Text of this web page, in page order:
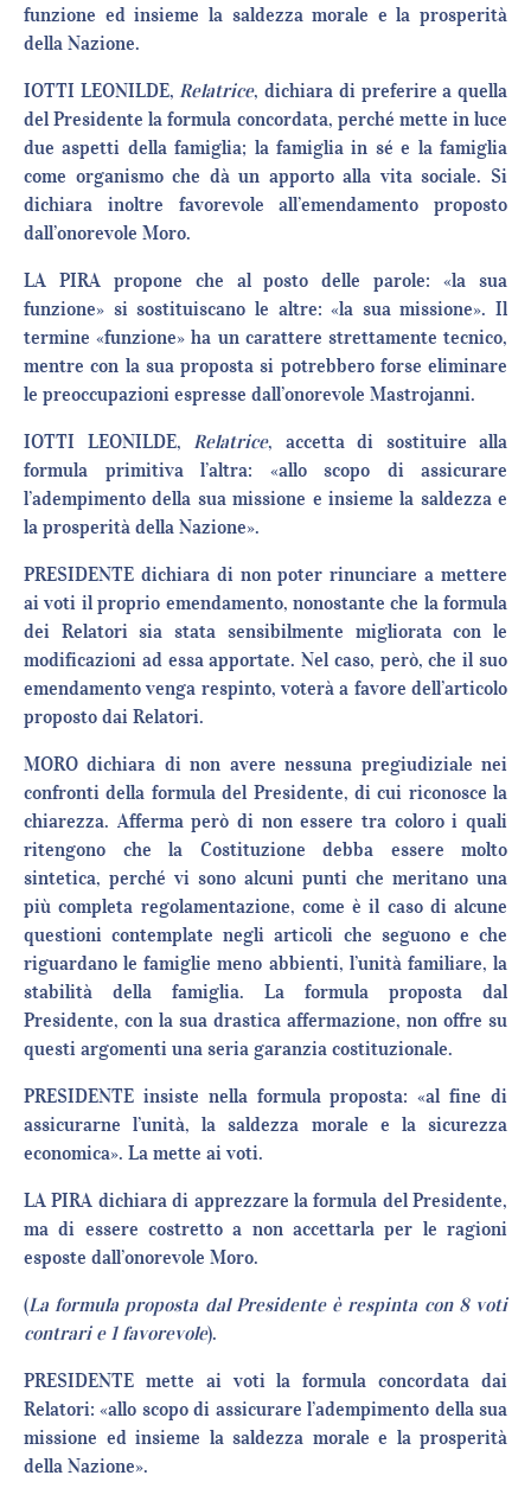
funzione ed insieme la saldezza morale e la prosperità
della Nazione.
IOTTI LEONILDE,Relatrice, dichiara di preferire a quella
del Presidente la formula concordata, perché mette in luce
due aspetti della famiglia; la famiglia in sé e la famiglia
come organismo che dà un apporto alla vita sociale. Si
dichiara inoltre favorevole all’emendamento proposto
dall’onorevole Moro.
LA PIRA propone che al posto delle parole: «la sua
funzione» si sostituiscano le altre: «la sua missione». Il
termine «funzione» ha un carattere strettamente tecnico,
mentre con la sua proposta si potrebbero forse eliminare
le preoccupazioni espresse dall’onorevole Mastrojanni.
IOTTI LEONILDE, Relatrice, accetta di sostituire alla
formula primitiva l’altra: «allo scopo di assicurare
l’adempimento della sua missione e insieme la saldezza e
la prosperità della Nazione».
PRESIDENTE dichiara di non poter rinunciare a mettere
ai voti il proprio emendamento, nonostante che la formula
dei Relatori sia stata sensibilmente migliorata con le
modificazioni ad essa apportate. Nel caso, però, che il suo
emendamento venga respinto, voterà a favore dell’articolo
proposto dai Relatori.
MORO dichiara di non avere nessuna pregiudiziale nei
confronti della formula del Presidente, di cui riconosce la
chiarezza. Afferma però di non essere tra coloro i quali
ritengono che la Costituzione debba essere molto
sintetica, perché vi sono alcuni punti che meritano una
più completa regolamentazione, come è il caso di alcune
questioni contemplate negli articoli che seguono e che
riguardano le famiglie meno abbienti, l’unità familiare, la
stabilità della famiglia. La formula proposta dal
Presidente, con la sua drastica affermazione, non offre su
questi argomenti una seria garanzia costituzionale.
PRESIDENTE insiste nella formula proposta: «al fine di
assicurarne l’unità, la saldezza morale e la sicurezza
economica». La mette ai voti.
LA PIRA dichiara di apprezzare la formula del Presidente,
ma di essere costretto a non accettarla per le ragioni
esposte dall’onorevole Moro.
(La formula proposta dal Presidente è respinta con 8 voti
contrari e 1 favorevole).
PRESIDENTE mette ai voti la formula concordata dai
Relatori: «allo scopo di assicurare l’adempimento della sua
missione ed insieme la saldezza morale e la prosperità
della Nazione».